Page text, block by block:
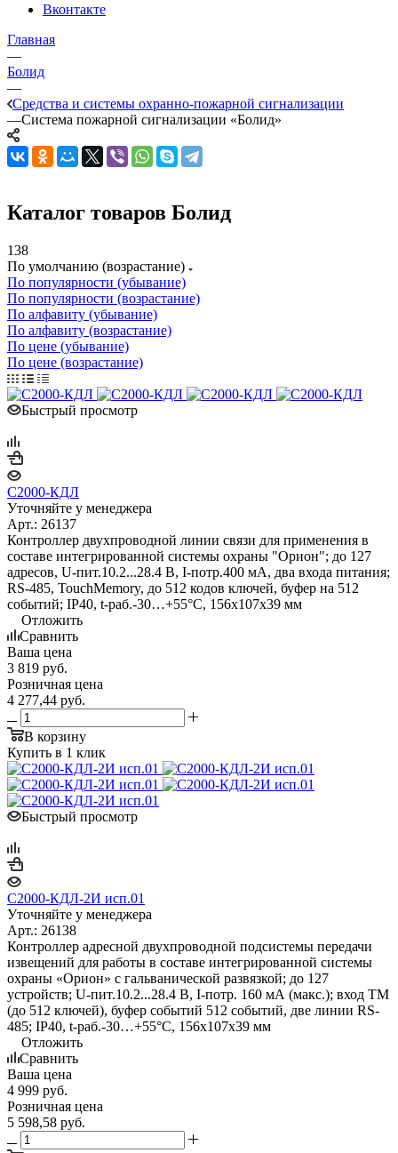
Вконтакте
Главная
—
Болид
—
Средства и системы охранно-пожарной сигнализации
—Система пожарной сигнализации «Болид»
Каталог товаров Болид
138
По умолчанию (возрастание)
По популярности (убывание)
По популярности (возрастание)
По алфавиту (убывание)
По алфавиту (возрастание)
По цене (убывание)
По цене (возрастание)
Быстрый просмотр
С2000-КДЛ
Уточняйте у менеджера
Арт.: 26137
Контроллер двухпроводной линии связи для применения в
составе интегрированной системы охраны "Орион"; до 127
адресов, U-пит.10.2...28.4 В, I-потр.400 мА, два входа питания;
RS-485, TouchMemory, до 512 кодов ключей, буфер на 512
событий; IP40, t-раб.-30…+55°C, 156х107х39 мм
Отложить
Сравнить
Ваша цена
3 819 руб.
Розничная цена
4 277,44 руб.
В корзину
Купить в 1 клик
Быстрый просмотр
С2000-КДЛ-2И исп.01
Уточняйте у менеджера
Арт.: 26138
Контроллер адресной двухпроводной подсистемы передачи
извещений для работы в составе интегрированной системы
охраны «Орион» с гальванической развязкой; до 127
устройств; U-пит.10.2...28.4 В, I-потр. 160 мА (макс.); вход ТМ
(до 512 ключей), буфер событий 512 событий, две линии RS-
485; IP40, t-раб.-30…+55°C, 156х107х39 мм
Отложить
Сравнить
Ваша цена
4 999 руб.
Розничная цена
5 598,58 руб.